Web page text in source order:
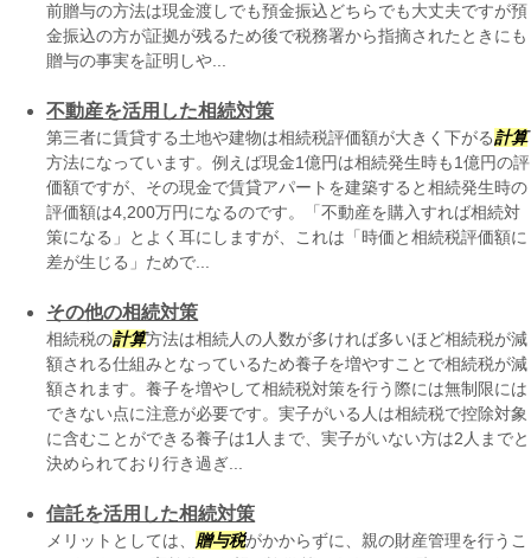
前贈与の方法は現金渡しでも預金振込どちらでも大丈夫ですが預
金振込の方が証拠が残るため後で税務署から指摘されたときにも
贈与の事実を証明しや...
不動産を活用した相続対策
第三者に賃貸する土地や建物は相続税評価額が大きく下がる計算
方法になっています。例えば現金1億円は相続発生時も1億円の評
価額ですが、その現金で賃貸アパートを建築すると相続発生時の
評価額は4,200万円になるのです。「不動産を購入すれば相続対
策になる」とよく耳にしますが、これは「時価と相続税評価額に
差が生じる」ためで...
その他の相続対策
相続税の計算方法は相続人の人数が多ければ多いほど相続税が減
額される仕組みとなっているため養子を増やすことで相続税が減
額されます。養子を増やして相続税対策を行う際には無制限には
できない点に注意が必要です。実子がいる人は相続税で控除対象
に含むことができる養子は1人まで、実子がいない方は2人までと
決められており行き過ぎ...
信託を活用した相続対策
メリットとしては、 贈与税がかからずに、親の財産管理を行うこ